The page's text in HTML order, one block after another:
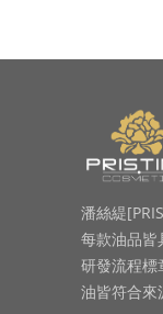
潘絲緹
每款油品皆
研發流程標
油皆符合來